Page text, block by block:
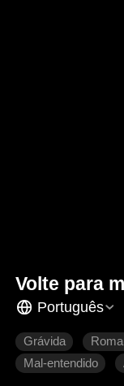
Volte para
Português
Grávida
Mal-entendido